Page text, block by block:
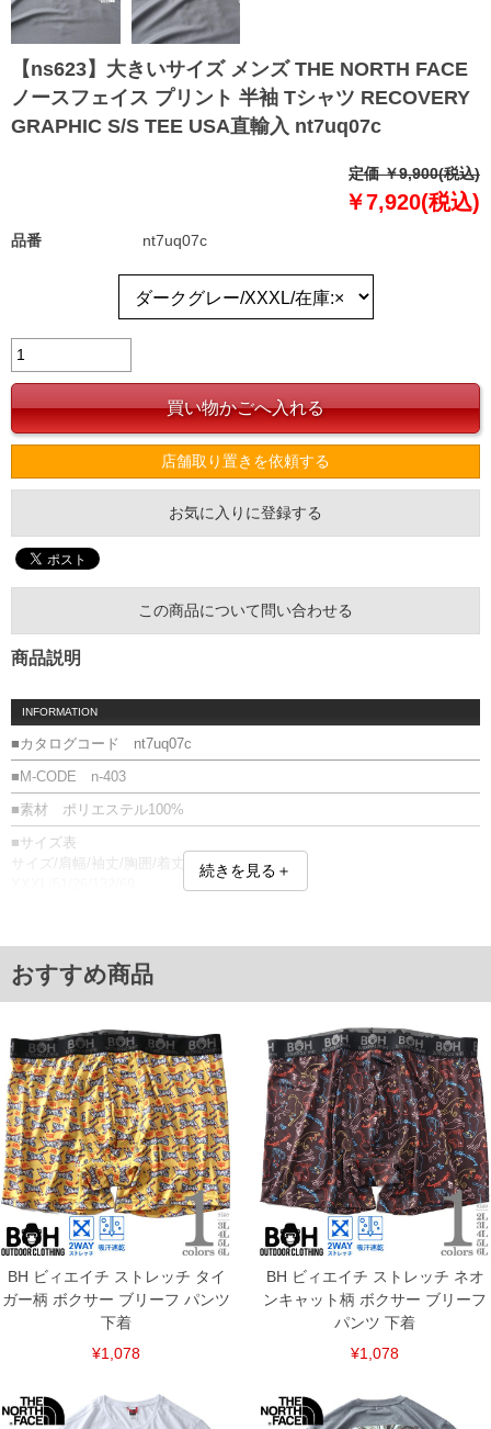
【ns623】大きいサイズ メンズ THE NORTH FACE
ノースフェイス プリント 半袖 Tシャツ RECOVERY
GRAPHIC S/S TEE USA直輸入 nt7uq07c
定価 ￥9,900(税込)
￥7,920(税込)
品番 nt7uq07c
店舗取り置きを依頼する
お気に入りに登録する
この商品について問い合わせる
商品説明
INFORMATION
■カタログコード nt7uq07c
■M-CODE n-403
■素材 ポリエステル100%
■サイズ表
サイズ/肩幅/袖丈/胸囲/着丈
下着(肌着)やワイシャツは商品の性質上、返品交換不可とさせて頂いております。予め
ご了承くださいませ。
裾上げ料金は500円+税となります。
備考欄に股下●cmとご記入下さい。（裾上げ無料対象商品は1本につき税込6,000円以
上の品が対象。1本5,999円以下の商品は有料（500円+税）となります。）
出荷まで約1週間～20日間程お時間を頂く場合がございます。
尚、裾上げした商品は返品・交換不可となりますので、予めご了承下さい。
一部、お直しに対応出来ない商品がございます。(例：裾にファスナーや調節ひもが付
いている、極端なデザインが施されている等)
※商品によって若干のサイズの誤差がございます。また、お客様がご使用の環境（コ
ンピュータ画面）によって、商品の色味が若干異なる場合がございます。予めご了承
ください。
※当店での掲載商品は、実店鋪と在庫を共用しておりますので店頭での売り違い、店
舗からのお取り寄せ等により、お客様にご迷惑をお掛けしてしまう場合がございま
す。そのようなことがない様最大限に努めておりますが、もしあった場合速やかにご
連絡させて頂きますので予めご了承ください。
ITEM INTRODUCTION
続きを見る＋
おすすめ商品
BH ビィエイチ ストレッチ タイ
ガー柄 ボクサー ブリーフ パンツ
下着
¥1,078
BH ビィエイチ ストレッチ ネオ
ンキャット柄 ボクサー ブリーフ
パンツ 下着
¥1,078